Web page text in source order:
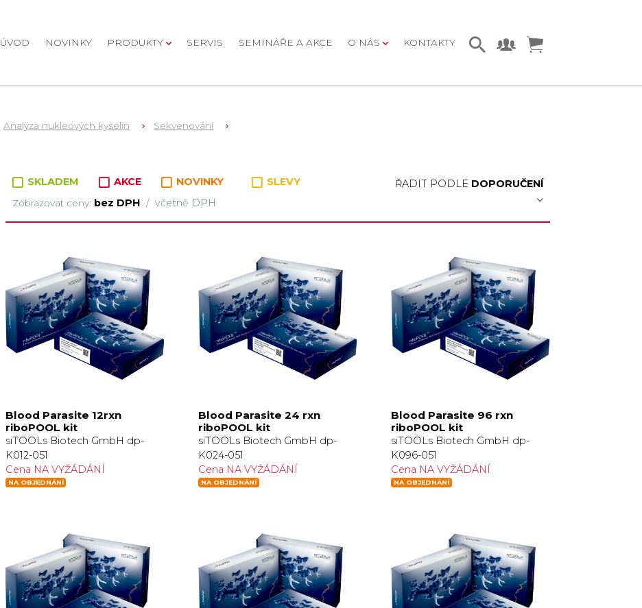
ÚVOD NOVINKY PRODUKTY SERVIS SEMINÁŘE A AKCE O NÁS KONTAKTY
Analýza nukleových kyselin Sekvenování
Zboží v kategorii
SKLADEM AKCE NOVINKY SLEVY
Zobrazovat ceny: bez DPH / včetně DPH
ŘADIT PODLE DOPORUČENÍ
Blood Parasite 12rxn
riboPOOL kit
siTOOLs Biotech GmbH dp-
K012-051
Cena NA VYŽÁDÁNÍ
NA OBJEDNÁNÍ
Blood Parasite 24 rxn
riboPOOL kit
siTOOLs Biotech GmbH dp-
K024-051
Cena NA VYŽÁDÁNÍ
NA OBJEDNÁNÍ
Blood Parasite 96 rxn
riboPOOL kit
siTOOLs Biotech GmbH dp-
K096-051
Cena NA VYŽÁDÁNÍ
NA OBJEDNÁNÍ